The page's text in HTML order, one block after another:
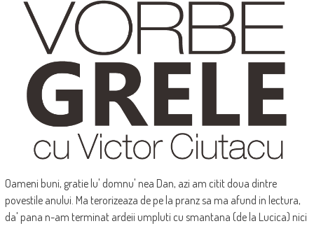
Oameni buni, gratie lu' domnu' nea Dan, azi am citit doua dintre
povestile anului. Ma terorizeaza de pe la pranz sa ma afund in lectura,
da' pana n-am terminat ardeii umpluti cu smantana (de la Lucica) nici